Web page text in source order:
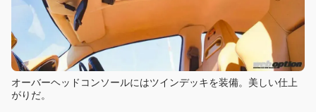
オーバーヘッドコンソールにはツインデッキを装備。美しい仕上
がりだ。